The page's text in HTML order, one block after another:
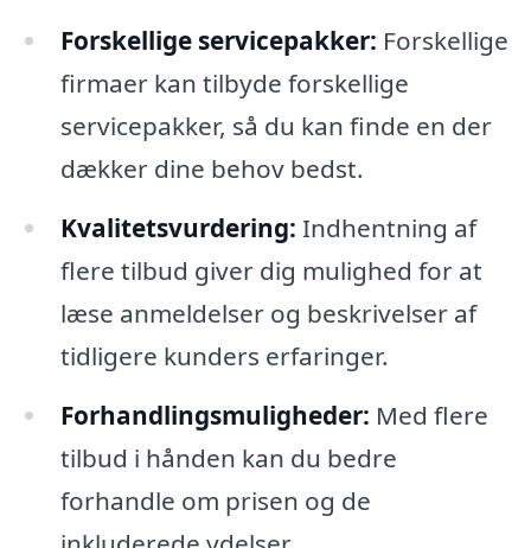
Forskellige servicepakker: Forskellige
firmaer kan tilbyde forskellige
servicepakker, så du kan finde en der
dækker dine behov bedst.
Kvalitetsvurdering: Indhentning af
flere tilbud giver dig mulighed for at
læse anmeldelser og beskrivelser af
tidligere kunders erfaringer.
Forhandlingsmuligheder: Med flere
tilbud i hånden kan du bedre
forhandle om prisen og de